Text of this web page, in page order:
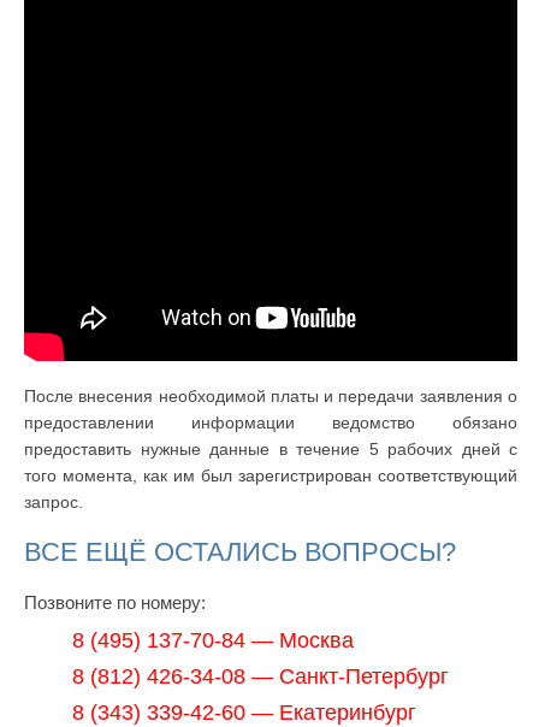
После внесения необходимой платы и передачи заявления о
предоставлении информации ведомство обязано
предоставить нужные данные в течение 5 рабочих дней с
того момента, как им был зарегистрирован соответствующий
запрос.
ВСЕ ЕЩЁ ОСТАЛИСЬ ВОПРОСЫ?
Позвоните по номеру:
8 (495) 137-70-84 — Москва
8 (812) 426-34-08 — Санкт-Петербург
8 (343) 339-42-60 — Екатеринбург